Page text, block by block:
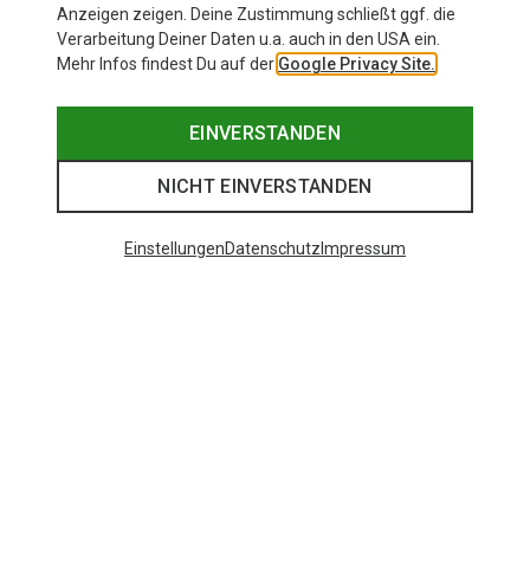
Anzeigen zeigen. Deine Zustimmung schließt ggf. die
Verarbeitung Deiner Daten u.a. auch in den USA ein.
Mehr Infos findest Du auf der Google Privacy Site.
EINVERSTANDEN
NICHT EINVERSTANDEN
EinstellungenDatenschutz Impressum